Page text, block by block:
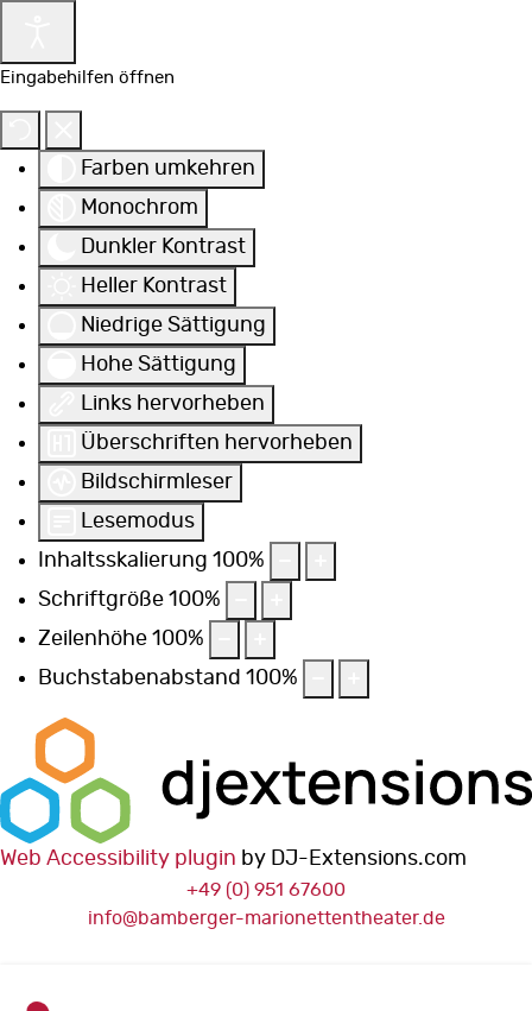
Eingabehilfen öffnen
Farben umkehren
Monochrom
Dunkler Kontrast
Heller Kontrast
Niedrige Sättigung
Hohe Sättigung
Links hervorheben
Überschriften hervorheben
Bildschirmleser
Lesemodus
Inhaltsskalierung 100%
Schriftgröße 100%
Zeilenhöhe 100%
Buchstabenabstand 100%
Web Accessibility plugin by DJ-Extensions.com
+49 (0) 951 67600
info@bamberger-marionettentheater.de